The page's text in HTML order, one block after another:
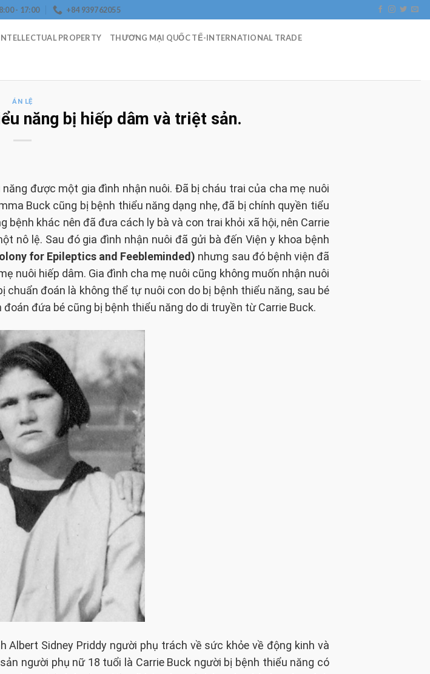
- 17:00 +84 939762055
PROPERTY THƯƠNG MẠI QUỐC TẾ-INTERNATIONAL TRADE
ÁN LỆ
năng bị hiếp dâm và triệt sản.
được một gia đình nhận nuôi. Đã bị cháu trai của cha mẹ nuôi
Buck cũng bị bệnh thiểu năng dạng nhẹ, đã bị chính quyền tiểu
khác nên đã đưa cách ly bà và con trai khỏi xã hội, nên Carrie
nô lệ. Sau đó gia đình nhận nuôi đã gửi bà đến Viện y khoa bệnh
for Epileptics and Feebleminded) nhưng sau đó bệnh viện đã
nuôi hiếp dâm. Gia đình cha mẹ nuôi cũng không muốn nhận nuôi
chuẩn đoán là không thể tự nuôi con do bị bệnh thiểu năng, sau bé
đứa bé cũng bị bệnh thiểu năng do di truyền từ Carrie Buck.
Sidney Priddy người phụ trách về sức khỏe về động kinh và
người phụ nữ 18 tuổi là Carrie Buck người bị bệnh thiểu năng có